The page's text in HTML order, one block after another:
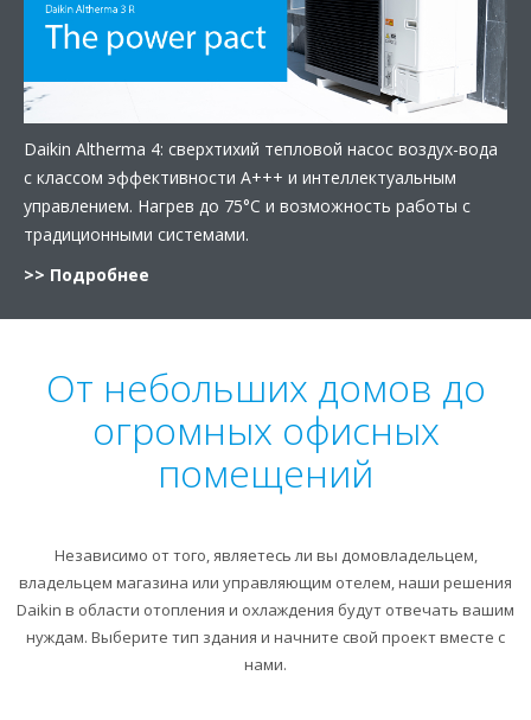
Daikin Altherma 4: сверхтихий тепловой насос воздух-вода
с классом эффективности А+++ и интеллектуальным
управлением. Нагрев до 75°C и возможность работы с
традиционными системами.
>> Подробнее
От небольших домов до
огромных офисных
помещений
Независимо от того, являетесь ли вы домовладельцем,
владельцем магазина или управляющим отелем, наши решения
Daikin в области отопления и охлаждения будут отвечать вашим
нуждам. Выберите тип здания и начните свой проект вместе с
нами.